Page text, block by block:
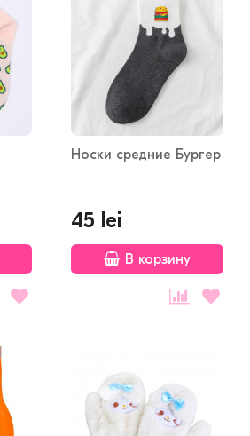
Носки средние Бургер
45 lei
В корзину